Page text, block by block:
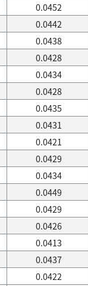
0.0452
0.0442
0.0438
0.0428
0.0434
0.0428
0.0435
0.0431
0.0421
0.0429
0.0434
0.0449
0.0429
0.0426
0.0413
0.0437
0.0422